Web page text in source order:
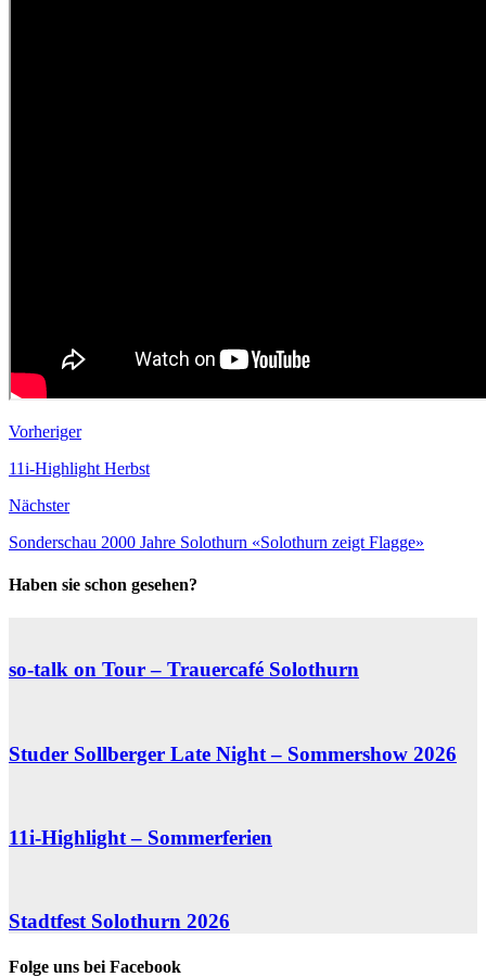
Vorheriger
11i-Highlight Herbst
Nächster
Sonderschau 2000 Jahre Solothurn «Solothurn zeigt Flagge»
Haben sie schon gesehen?
so-talk on Tour – Trauercafé Solothurn
Studer Sollberger Late Night – Sommershow 2026
11i-Highlight – Sommerferien
Stadtfest Solothurn 2026
Folge uns bei Facebook